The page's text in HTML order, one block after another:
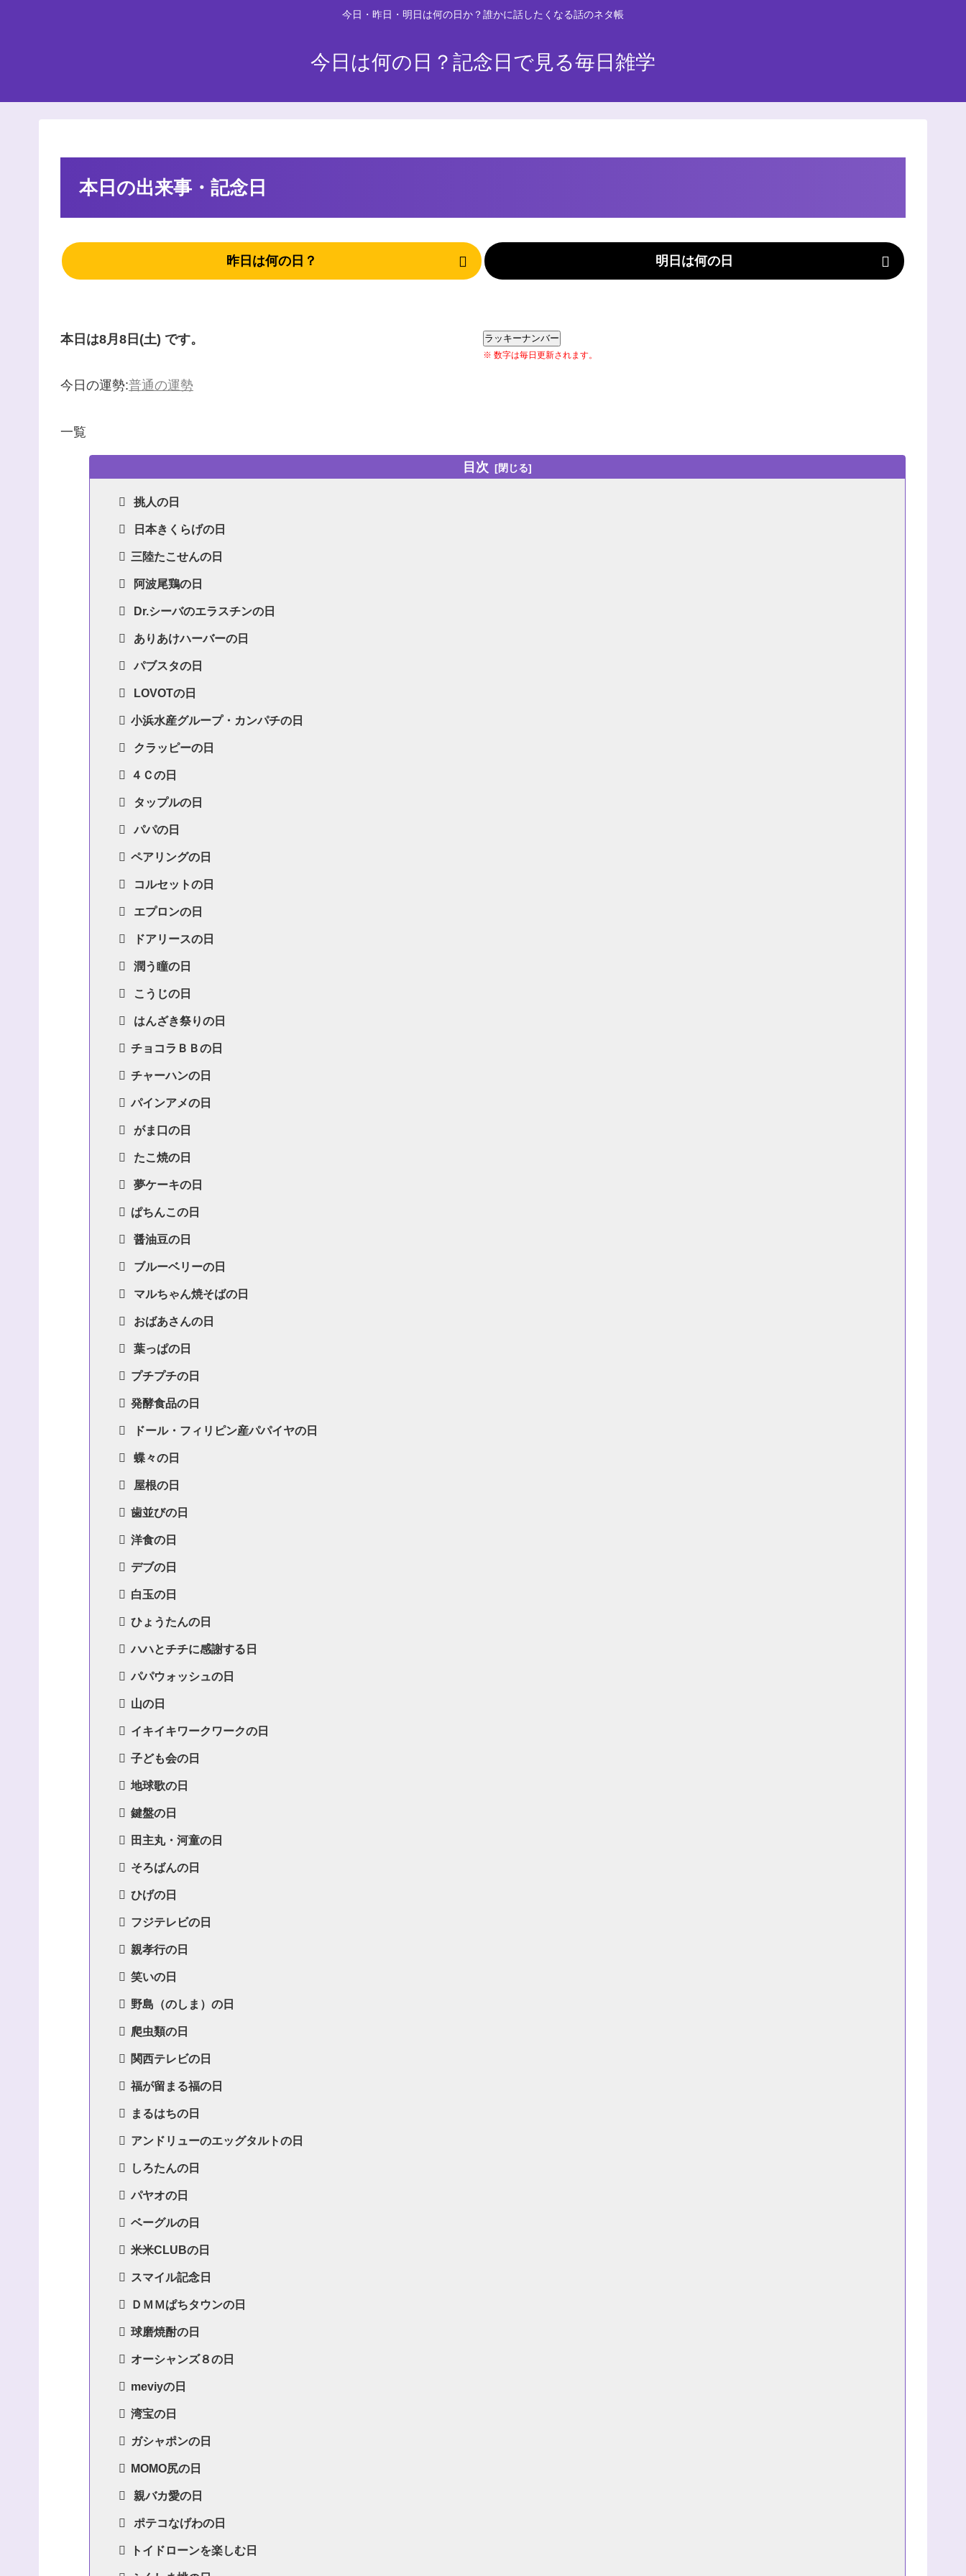
今日・昨日・明日は何の日か？誰かに話したくなる話のネタ帳
今日は何の日？記念日で見る毎日雑学
本日の出来事・記念日
昨日は何の日？ 明日は何の日
本日は8月8日(土) です。
今日の運勢:普通の運勢
ラッキーナンバー
※ 数字は毎日更新されます。
一覧
目次
挑人の日
日本きくらげの日
三陸たこせんの日
阿波尾鶏の日
Dr.シーバのエラスチンの日
ありあけハーバーの日
パブスタの日
LOVOTの日
小浜水産グループ・カンパチの日
クラッピーの日
４Ｃの日
タップルの日
パパの日
ペアリングの日
コルセットの日
エプロンの日
ドアリースの日
潤う瞳の日
こうじの日
はんざき祭りの日
チョコラＢＢの日
チャーハンの日
パインアメの日
がま口の日
たこ焼の日
夢ケーキの日
ぱちんこの日
醤油豆の日
ブルーベリーの日
マルちゃん焼そばの日
おばあさんの日
葉っぱの日
プチプチの日
発酵食品の日
ドール・フィリピン産パパイヤの日
蝶々の日
屋根の日
歯並びの日
洋食の日
デブの日
白玉の日
ひょうたんの日
ハハとチチに感謝する日
パパウォッシュの日
山の日
イキイキワークワークの日
子ども会の日
地球歌の日
鍵盤の日
田主丸・河童の日
そろばんの日
ひげの日
フジテレビの日
親孝行の日
笑いの日
野島（のしま）の日
爬虫類の日
関西テレビの日
福が留まる福の日
まるはちの日
アンドリューのエッグタルトの日
しろたんの日
パヤオの日
ベーグルの日
米米CLUBの日
スマイル記念日
ＤＭＭぱちタウンの日
球磨焼酎の日
オーシャンズ８の日
meviyの日
湾宝の日
ガシャポンの日
MOMO尻の日
親バカ愛の日
ポテコなげわの日
トイドローンを楽しむ日